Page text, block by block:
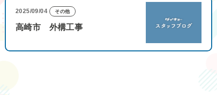
2025/09/04 その他
高崎市 外構工事